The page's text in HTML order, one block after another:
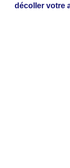
décoller votre